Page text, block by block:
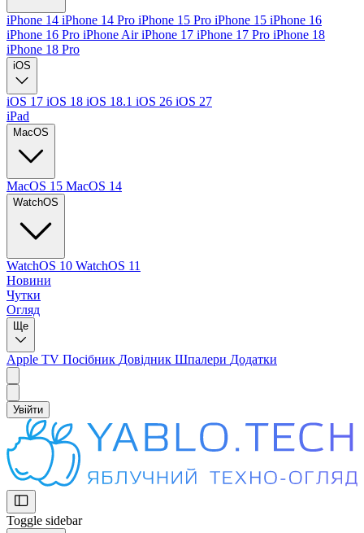
iPhone 14 iPhone 14 Pro iPhone 15 Pro iPhone 15 iPhone 16
iPhone 16 Pro iPhone AiriPhone 17 iPhone 17 Pro iPhone 18
iPhone 18 Pro
iOS
iOS 17 iOS 18 iOS 18.1 iOS 26 iOS 27
iPad
MacOS
MacOS 15 MacOS 14
WatchOS
WatchOS 10 WatchOS 11
Новини
Чутки
Огляд
Ще
Apple TV Посібник Довідник Шпалери Додатки
Увійти
Toggle sidebar